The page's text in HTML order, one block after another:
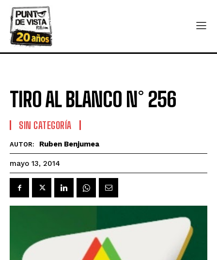
TIRO AL BLANCO N° 256
SIN CATEGORÍA
AUTOR: Ruben Benjumea
mayo 13, 2014